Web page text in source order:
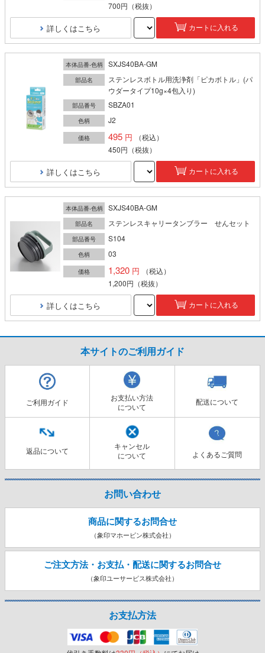
700円 （税抜）
詳しくはこちら カートに入れる
本体品番-色柄 SXJS40BA-GM
部品名
ステンレスボトル用洗浄剤「ピカボトル」(パ
ウダータイプ10g×4包入り)
部品番号 SBZA01
色柄 J2
価格 495
（税込）
450円 （税抜）
詳しくはこちら カートに入れる
本体品番-色柄 SXJS40BA-GM
部品名 ステンレスキャリータンブラー せんセット
部品番号 S104
色柄 03
価格 1,320
（税込）
1,200円 （税抜）
詳しくはこちら カートに入れる
本サイトのご利用ガイド
ご利用ガイド
お支払い方法
について
配送について
返品について
キャンセル
について
よくあるご質問
お問い合わせ
商品に関するお問合せ
（象印マホービン株式会社）
ご注文方法・お支払・配送に関するお問合せ
（象印ユーサービス株式会社）
お支払方法